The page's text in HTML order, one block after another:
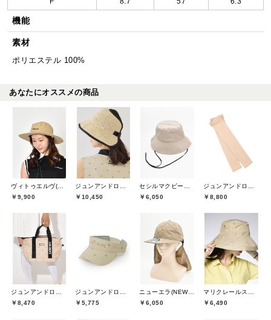
機能
素材
ポリエステル 100%
あなたにオススメの商品
￥9,900
￥10,450
￥6,050
￥8,800
￥8,470
￥5,775
ニューエラ(NEW ERA)
￥6,050
￥6,490